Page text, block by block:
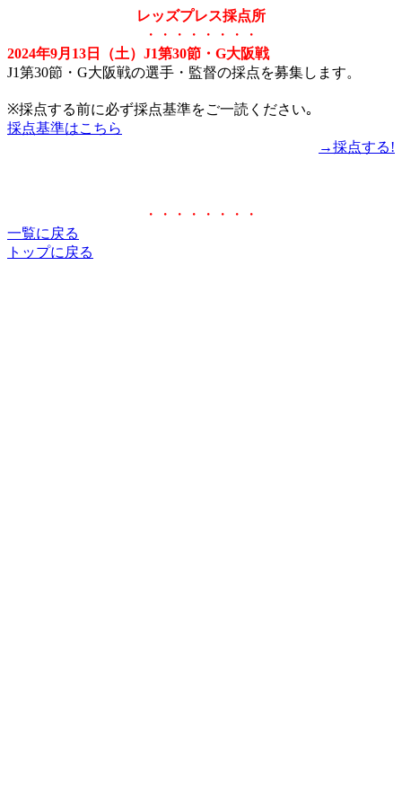
レッズプレス採点所
・・・・・・・・
2024年9月13日（土）J1第30節・G大阪戦
J1第30節・G大阪戦の選手・監督の採点を募集します。
※採点する前に必ず採点基準をご一読ください｡
採点基準はこちら
→採点する!
・・・・・・・・
一覧に戻る
トップに戻る